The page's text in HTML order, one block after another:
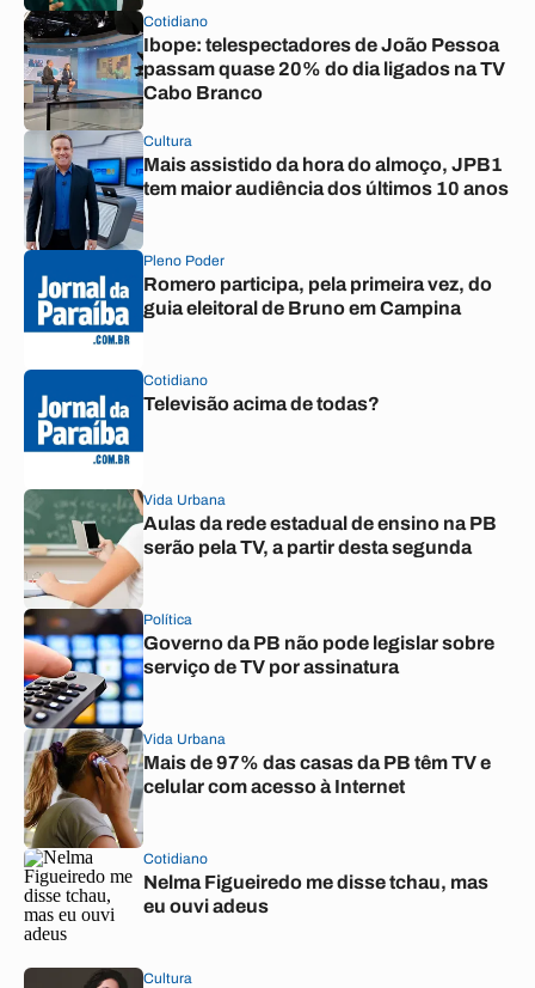
Cotidiano
Ibope: telespectadores de João Pessoa
passam quase 20% do dia ligados na TV
Cabo Branco
Cultura
Mais assistido da hora do almoço, JPB1
tem maior audiência dos últimos 10 anos
Pleno Poder
Romero participa, pela primeira vez, do
guia eleitoral de Bruno em Campina
Cotidiano
Televisão acima de todas?
Vida Urbana
Aulas da rede estadual de ensino na PB
serão pela TV, a partir desta segunda
Política
Governo da PB não pode legislar sobre
serviço de TV por assinatura
Vida Urbana
Mais de 97% das casas da PB têm TV e
celular com acesso à Internet
Cotidiano
Nelma Figueiredo me disse tchau, mas
eu ouvi adeus
Cultura